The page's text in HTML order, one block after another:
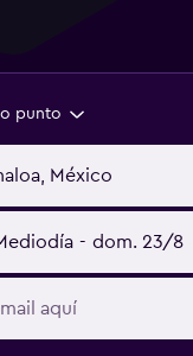
punto
México
- dom. 23/8